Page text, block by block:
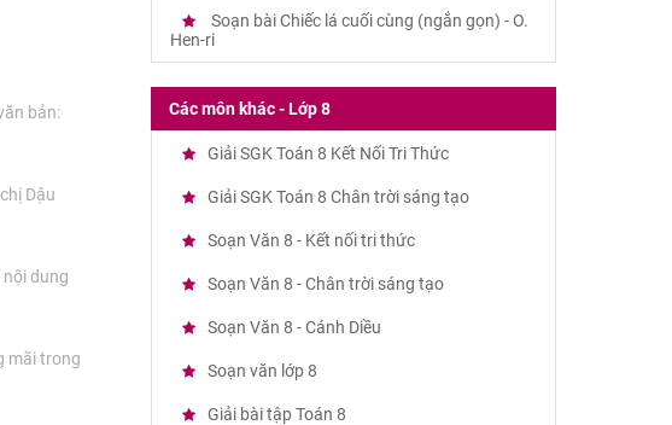
bản:
Dậu
dung
mãi trong
Soạn bài Chiếc lá cuối cùng (ngắn gọn) - O.
Hen-ri
Các môn khác - Lớp 8
Giải SGK Toán 8 Kết Nối Tri Thức
Giải SGK Toán 8 Chân trời sáng tạo
Soạn Văn 8 - Kết nối tri thức
Soạn Văn 8 - Chân trời sáng tạo
Soạn Văn 8 - Cánh Diều
Soạn văn lớp 8
Giải bài tập Toán 8